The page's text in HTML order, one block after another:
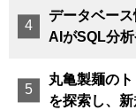
データベー
AIがSQL分
丸亀製麺の
を探索し、